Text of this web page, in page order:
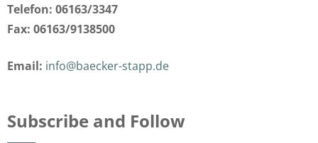
Telefon: 06163/3347
Fax: 06163/9138500
Email: info@baecker-stapp.de
Subscribe and Follow